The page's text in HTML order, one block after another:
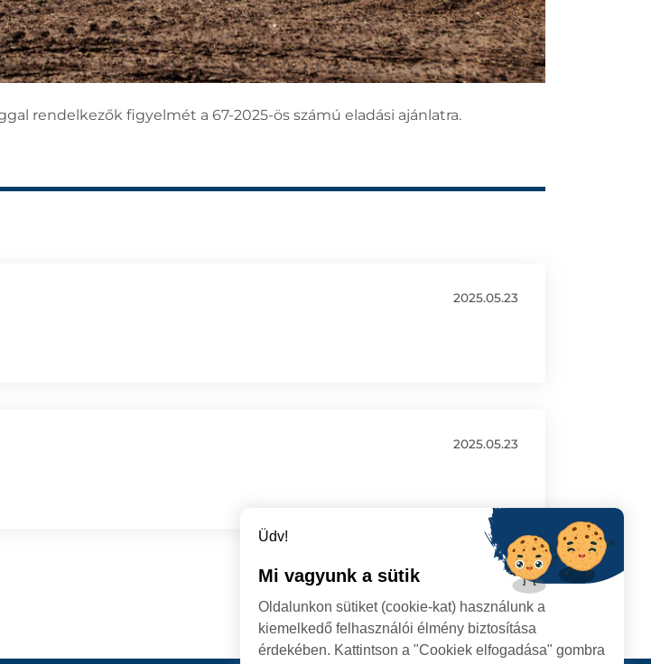
rendelkezők figyelmét a 67-2025-ös számú eladási ajánlatra.
2025.05.23
2025.05.23
Üdv!
Mi vagyunk a sütik
Oldalunkon sütiket (cookie-kat) használunk a
kiemelkedő felhasználói élmény biztosítása
érdekében. Kattintson a "Cookiek elfogadása" gombra